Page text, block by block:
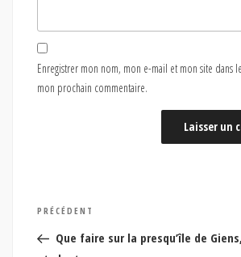
Enregistrer mon nom, mon e-mail et mon site dans
mon prochain commentaire.
Navigation
de
Article
précédent
PRÉCÉDENT
Que faire sur la presqu’île de